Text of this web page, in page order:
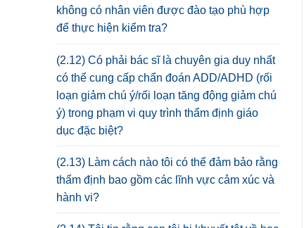
không có nhân viên được đào tạo phù hợp
để thực hiện kiểm tra?
(2.12) Có phải bác sĩ là chuyên gia duy nhất
có thể cung cấp chẩn đoán ADD/ADHD (rối
loạn giảm chú ý/rối loạn tăng động giảm chú
ý) trong phạm vi quy trình thẩm định giáo
dục đặc biệt?
(2.13) Làm cách nào tôi có thể đảm bảo rằng
thẩm định bao gồm các lĩnh vực cảm xúc và
hành vi?